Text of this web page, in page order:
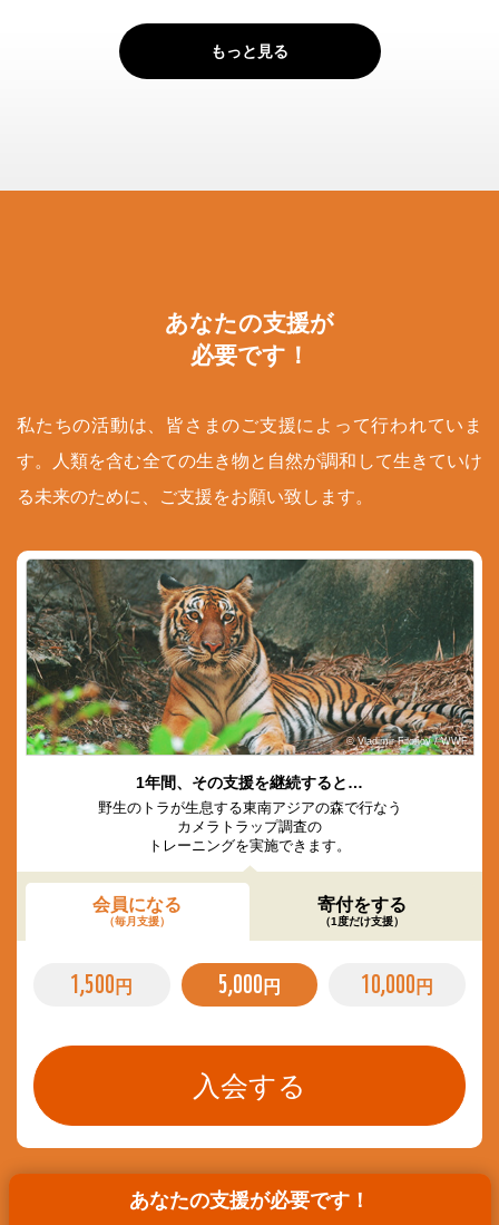
あなたの支援が必要です！
もっと見る
あなたの支援が
必要です！
私たちの活動は、皆さまのご支援によって行われていま
す。人類を含む全ての生き物と自然が調和して生きていけ
る未来のために、ご支援をお願い致します。
© Vladimir Filonov / WWF
1年間、その支援を継続すると…
野生のトラが生息する東南アジアの森で行なう
カメラトラップ調査の
トレーニングを実施できます。
会員になる
（毎月支援）
寄付をする
（1度だけ支援）
1,500 円 5,000 円 10,000 円
遺贈遺言・高額寄付に関するご相談は こちら